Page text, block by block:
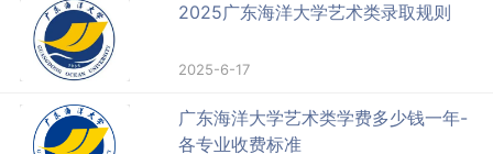
2025广东海洋大学艺术类录取规则
2025-6-17
广东海洋大学艺术类学费多少钱一年-
各专业收费标准